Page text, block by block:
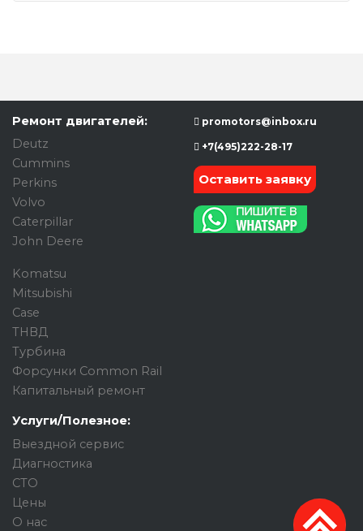
Ремонт двигателей:
Deutz
Cummins
Perkins
Volvo
Caterpillar
John Deere
Komatsu
Mitsubishi
Case
ТНВД
Турбина
Форсунки Common Rail
Капитальный ремонт
Услуги/Полезное:
Выездной сервис
Диагностика
СТО
Цены
О нас
promotors@inbox.ru
+7(495)222-28-17
Оставить заявку